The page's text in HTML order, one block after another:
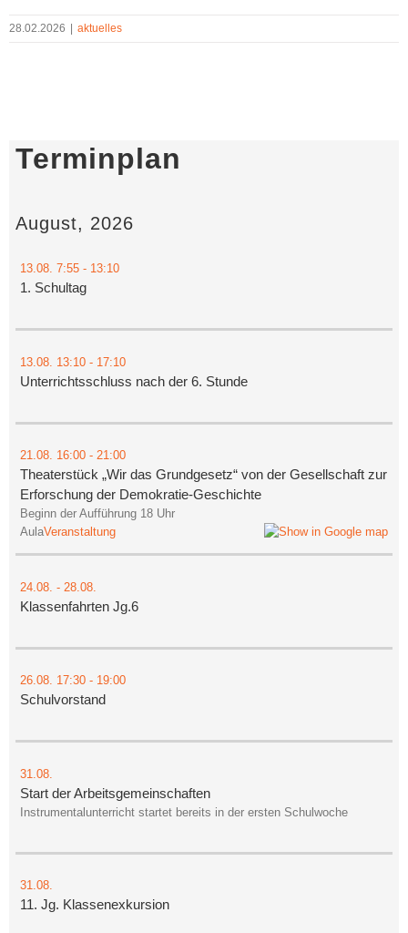
28.02.2026 aktuelles
Terminplan
August, 2026
13.08. 7:55 - 13:10
1. Schultag
13.08. 13:10 - 17:10
Unterrichtsschluss nach der 6. Stunde
21.08. 16:00 - 21:00
Theaterstück „Wir das Grundgesetz“ von der Gesellschaft zur
Erforschung der Demokratie-Geschichte
Beginn der Aufführung 18 Uhr
AulaVeranstaltung
24.08. - 28.08.
Klassenfahrten Jg.6
26.08. 17:30 - 19:00
Schulvorstand
31.08.
Start der Arbeitsgemeinschaften
Instrumentalunterricht startet bereits in der ersten Schulwoche
31.08.
11. Jg. Klassenexkursion